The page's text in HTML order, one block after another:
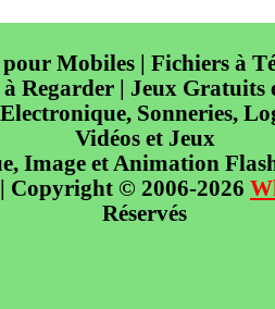
Mobiles | Fichiers à
à Regarder | Jeux Gratuits
Sonneries,
Vidéos et Jeux
Image et Animation
| Copyright © 2006-2026
Réservés